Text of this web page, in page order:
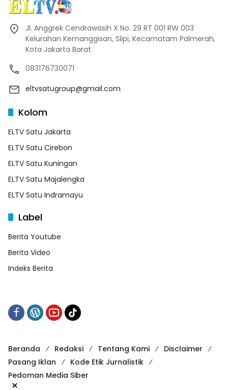
Jl. Anggrek Cendrawasih X No. 29 RT 001 RW 003
Kelurahan Kemanggisan, Slipi, Kecamatam Palmerah,
Kota Jakarta Barat
083176730071
eltvsatugroup@gmail.com
Kolom
ELTV Satu Jakarta
ELTV Satu Cirebon
ELTV Satu Kuningan
ELTV Satu Majalengka
ELTV Satu Indramayu
Label
Berita Youtube
Berita Video
Indeks Berita
Beranda Redaksi Tentang Kami
Disclaimer
Pasang Iklan
Kode Etik Jurnalistik
Pedoman Media Siber
×